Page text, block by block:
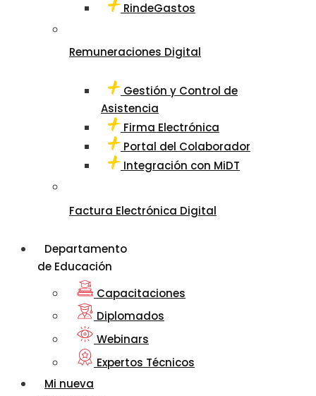
RindeGastos
Remuneraciones Digital
Gestión y Control de
Asistencia
Firma Electrónica
Portal del Colaborador
Integración con MiDT
Factura Electrónica Digital
Departamento
de Educación
Capacitaciones
Diplomados
Webinars
Expertos Técnicos
Mi nueva